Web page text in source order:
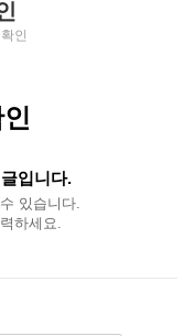
인
입니다.
있습니다.
하세요.